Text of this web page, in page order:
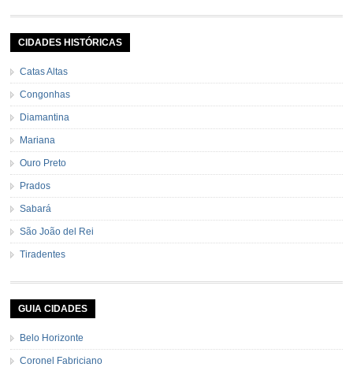
pele e sem sementes 1 pitada de noz moscada Salsa e cebolinha Pimenta
CIDADES HISTÓRICAS
Catas Altas
Congonhas
Diamantina
Mariana
Ouro Preto
Prados
Sabará
São João del Rei
Tiradentes
GUIA CIDADES
Belo Horizonte
Coronel Fabriciano